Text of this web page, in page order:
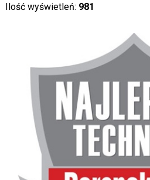
Ilość wyświetleń: 981